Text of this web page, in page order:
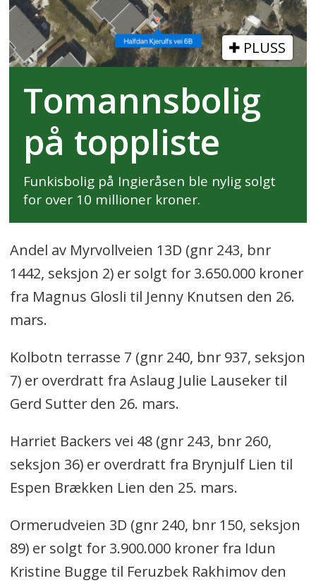
PLUSS
Tomannsbolig
på toppliste
Funkisbolig på Ingieråsen ble nylig solgt
for over 10 millioner kroner.
Andel av Myrvollveien 13D (gnr 243, bnr
1442, seksjon 2) er solgt for 3.650.000 kroner
fra Magnus Glosli til Jenny Knutsen den 26.
mars.
Kolbotn terrasse 7 (gnr 240, bnr 937, seksjon
7) er overdratt fra Aslaug Julie Lauseker til
Gerd Sutter den 26. mars.
Harriet Backers vei 48 (gnr 243, bnr 260,
seksjon 36) er overdratt fra Brynjulf Lien til
Espen Brækken Lien den 25. mars.
Ormerudveien 3D (gnr 240, bnr 150, seksjon
89) er solgt for 3.900.000 kroner fra Idun
Kristine Bugge til Feruzbek Rakhimov den